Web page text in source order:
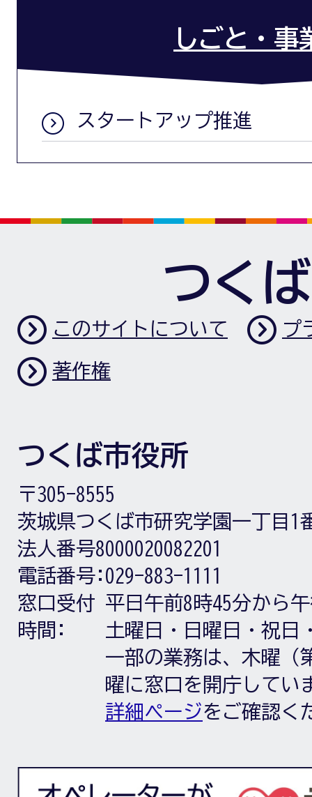
しごと・事
スタートアップ推進
つく
このサイトについて プ
著作権
つくば市役所
〒305-8555
茨城県つくば市研究学園一丁目1
法人番号8000020082201
電話番号: 029-883-1111
窓口受付
時間:
平日午前8時45分から
土曜日・日曜日・祝日
一部の業務は、木曜（
曜に窓口を開庁してい
詳細ページをご確認く